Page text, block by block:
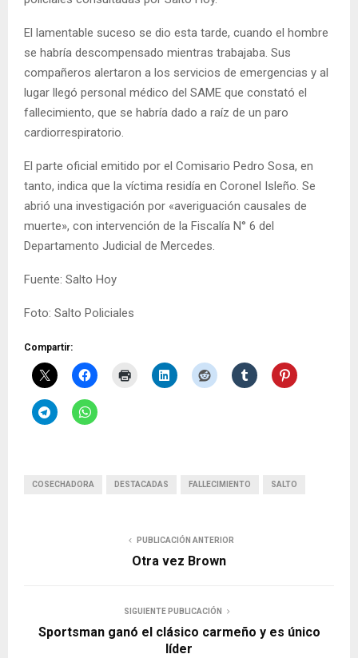
El lamentable suceso se dio esta tarde, cuando el hombre
se habría descompensado mientras trabajaba. Sus
compañeros alertaron a los servicios de emergencias y al
lugar llegó personal médico del SAME que constató el
fallecimiento, que se habría dado a raíz de un paro
cardiorrespiratorio.
El parte oficial emitido por el Comisario Pedro Sosa, en
tanto, indica que la víctima residía en Coronel Isleño. Se
abrió una investigación por «averiguación causales de
muerte», con intervención de la Fiscalía N° 6 del
Departamento Judicial de Mercedes.
Fuente: Salto Hoy
Foto: Salto Policiales
Compartir:
COSECHADORA DESTACADAS FALLECIMIENTO SALTO
PUBLICACIÓN ANTERIOR
Otra vez Brown
SIGUIENTE PUBLICACIÓN
Sportsman ganó el clásico carmeño y es único
líder